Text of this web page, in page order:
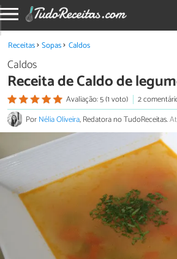
Receitas Sopas Caldos
Caldos
Receita de Caldo de
Avaliação: 5 (1 voto)
2
PorNélia Oliveira, Redatora no TudoReceitas.